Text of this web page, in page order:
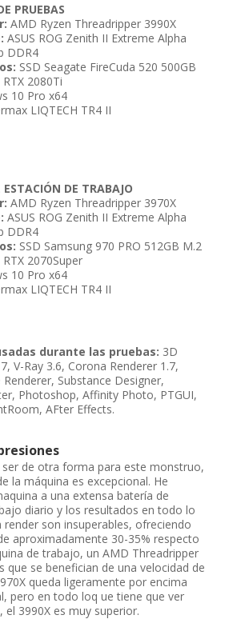
PRUEBAS
AMD Ryzen Threadripper 3990X
ASUS ROG Zenith II Extreme Alpha
DDR4
SSD Seagate FireCuda 520 500GB
2080Ti
10 Pro x64
LIQTECH TR4 II
DE TRABAJO
AMD Ryzen Threadripper 3970X
ASUS ROG Zenith II Extreme Alpha
DDR4
SSD Samsung 970 PRO 512GB M.2
2070Super
10 Pro x64
LIQTECH TR4 II
durante las pruebas: 3D
V-Ray 3.6, Corona Renderer 1.7,
Substance Designer,
Photoshop, Affinity Photo, PTGUI,
AFter Effects.
de otra forma para este monstruo,
la máquina es excepcional. He
a una extensa batería de
diario y los resultados en todo lo
son insuperables, ofreciendo
aproximadamente 30-35% respecto
de trabajo, un AMD Threadripper
que se benefician de una velocidad de
queda ligeramente por encima
pero en todo loq ue tiene que ver
el 3990X es muy superior.